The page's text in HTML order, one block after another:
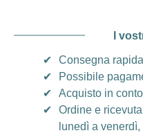
I
✔
Consegna
✔
Possibile
✔
Acquisto in conto
✔
Ordine e
lunedì a